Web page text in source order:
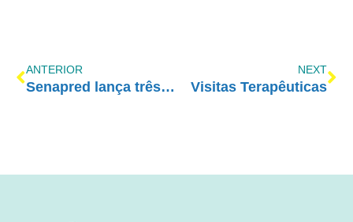
ANTERIOR
Senapred lança três cartilhas sobre cuidados e prevenção às drogas
NEXT
Visitas Terapêuticas